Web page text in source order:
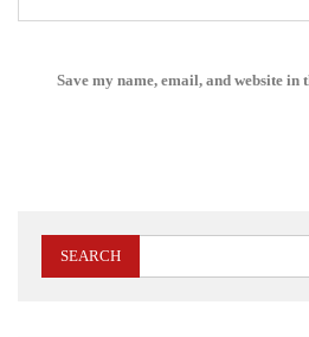
Save my name, email, and website